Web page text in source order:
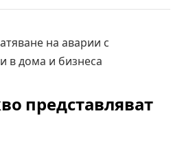
на аварии с
в дома и бизнеса
представляват